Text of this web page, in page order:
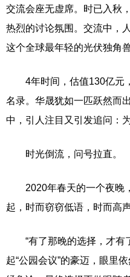
交流会座无虚席。时已入秋
热烈的讨论氛围。交流中，
这个全球最年轻的光伏独角兽
4年时间，估值130亿元
名录。华晟犹如一匹跃然而
中，引人注目又引发追问：
时光倒流，问号拉直。
2020年春天的一个夜晚
起，时而窃窃低语，时而高声
“有了那晚的选择，才有
起“公园会议”的豪迈，眼里